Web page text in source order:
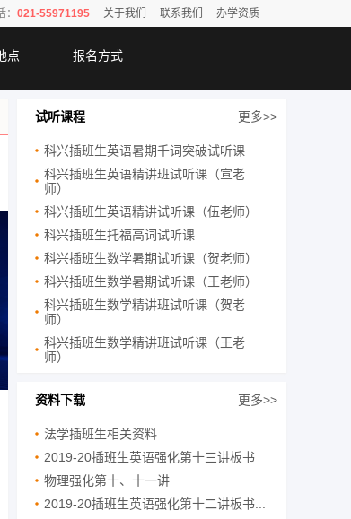
021-55971195 关于我们 联系我们 办学资质
点 报名方式
试听课程 更多>>
科兴插班生英语暑期千词突破试听课
科兴插班生英语精讲班试听课（宣老
师）
科兴插班生英语精讲试听课（伍老师）
科兴插班生托福高词试听课
科兴插班生数学暑期试听课（贺老师）
科兴插班生数学暑期试听课（王老师）
科兴插班生数学精讲班试听课（贺老
师）
科兴插班生数学精讲班试听课（王老
师）
资料下载 更多>>
法学插班生相关资料
2019-20插班生英语强化第十三讲板书
物理强化第十、十一讲
2019-20插班生英语强化第十二讲板书...